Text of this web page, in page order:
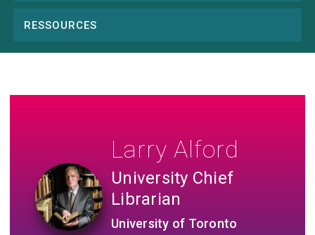
RESSOURCES
Larry Alford
University Chief
Librarian
University of Toronto